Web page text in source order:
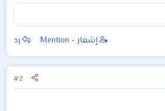
إشعار - Mention رد
#2